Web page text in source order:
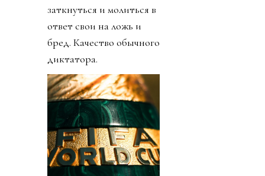
заткнуться и молиться в
ответ свои на ложь и
бред. Качество обычного
диктатора.